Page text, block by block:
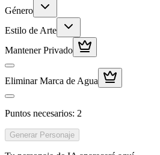
Género
Estilo de Arte
Mantener Privado
Eliminar Marca de Agua
Puntos necesarios: 2
Generar Personaje